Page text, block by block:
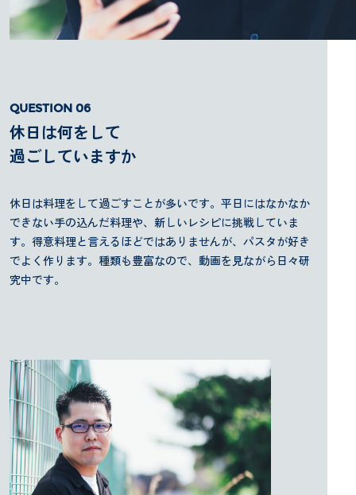
休日は何をして
過ごしていますか
休日は料理をして過ごすことが多いです。平日にはなかなか
できない手の込んだ料理や、新しいレシピに挑戦していま
す。得意料理と言えるほどではありませんが、パスタが好き
でよく作ります。種類も豊富なので、動画を見ながら日々研
究中です。